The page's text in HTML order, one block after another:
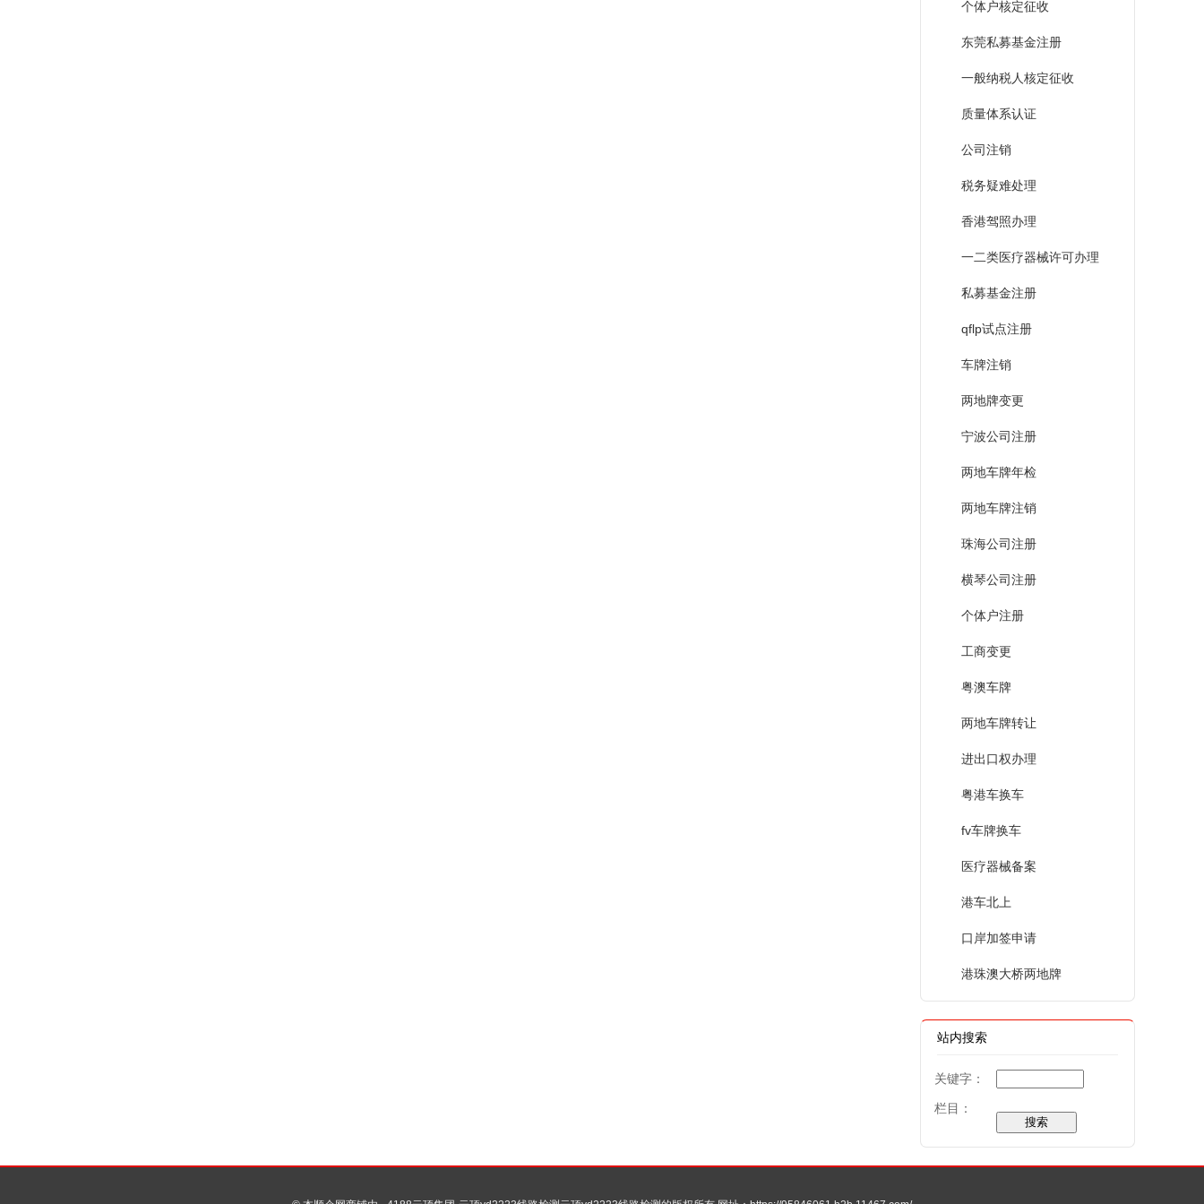
个体户核定征收
东莞私募基金注册
一般纳税人核定征收
质量体系认证
公司注销
税务疑难处理
香港驾照办理
一二类医疗器械许可办理
私募基金注册
qflp试点注册
车牌注销
两地牌变更
宁波公司注册
两地车牌年检
两地车牌注销
珠海公司注册
横琴公司注册
个体户注册
工商变更
粤澳车牌
两地车牌转让
进出口权办理
粤港车换车
fv车牌换车
医疗器械备案
港车北上
口岸加签申请
港珠澳大桥两地牌
站内搜索
关键字：
栏目：